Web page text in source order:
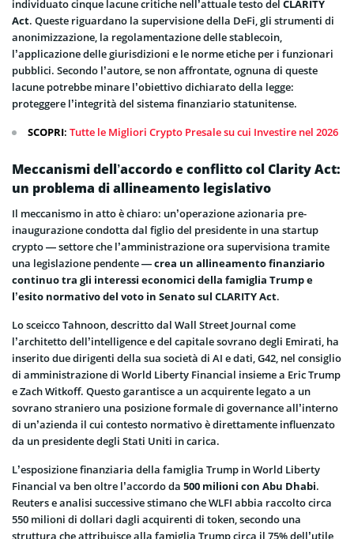
individuato cinque lacune critiche nell’attuale testo del CLARITY
Act. Queste riguardano la supervisione della DeFi, gli strumenti di
anonimizzazione, la regolamentazione delle stablecoin,
l’applicazione delle giurisdizioni e le norme etiche per i funzionari
pubblici. Secondo l’autore, se non affrontate, ognuna di queste
lacune potrebbe minare l’obiettivo dichiarato della legge:
proteggere l’integrità del sistema finanziario statunitense.
SCOPRI: Tutte le Migliori Crypto Presale su cui Investire nel 2026
Meccanismi dell’accordo e conflitto col Clarity Act:
un problema di allineamento legislativo
Il meccanismo in atto è chiaro: un’operazione azionaria pre-
inaugurazione condotta dal figlio del presidente in una startup
crypto — settore che l’amministrazione ora supervisiona tramite
una legislazione pendente —crea un allineamento finanziario
continuo tra gli interessi economici della famiglia Trump e
l’esito normativo del voto in Senato sul CLARITY Act.
Lo sceicco Tahnoon, descritto dal Wall Street Journal come
l’architetto dell’intelligence e del capitale sovrano degli Emirati, ha
inserito due dirigenti della sua società di AI e dati, G42, nel consiglio
di amministrazione di World Liberty Financial insieme a Eric Trump
e Zach Witkoff. Questo garantisce a un acquirente legato a un
sovrano straniero una posizione formale di governance all’interno
di un’azienda il cui contesto normativo è direttamente influenzato
da un presidente degli Stati Uniti in carica.
L’esposizione finanziaria della famiglia Trump in World Liberty
Financial va ben oltre l’accordo da 500 milioni con Abu Dhabi.
Reuters e analisi successive stimano che WLFI abbia raccolto circa
550 milioni di dollari dagli acquirenti di token, secondo una
struttura che attribuisce alla famiglia Trump circa il 75% dell’utile